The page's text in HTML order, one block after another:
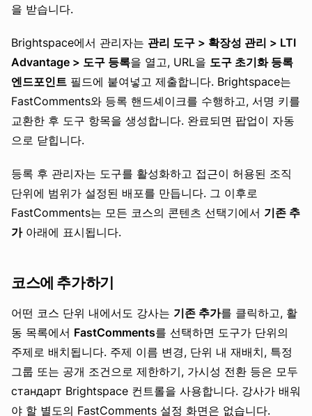
을 받습니다.
Brightspace에서 관리자는 관리 도구 > 확장성 관리 > LTI
Advantage > 도구 등록을 열고, URL을 도구 초기화 등록
엔드포인트 필드에 붙여넣고 제출합니다. Brightspace는
FastComments와 등록 핸드셰이크를 수행하고, 서명 키를
교환한 후 도구 항목을 생성합니다. 완료되면 팝업이 자동
으로 닫힙니다.
등록 후 관리자는 도구를 활성화하고 접근이 허용된 조직
단위에 범위가 설정된 배포를 만듭니다. 그 이후로
FastComments는 모든 코스의 콘텐츠 선택기에서 기존 추
가아래에 표시됩니다.
코스에 추가하기
어떤 코스 단위 내에서도 강사는 기존 추가를 클릭하고, 활
동 목록에서 FastComments를 선택하면 도구가 단위의
주제로 배치됩니다. 주제 이름 변경, 단위 내 재배치, 특정
그룹 또는 공개 조건으로 제한하기, 가시성 전환 등은 모두
стандарт Brightspace 컨트롤을 사용합니다. 강사가 배워
야 할 별도의 FastComments 설정 화면은 없습니다.